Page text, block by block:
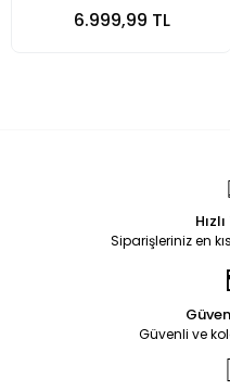
6.999,99 TL
Siparişleriniz en
Güvenli ve